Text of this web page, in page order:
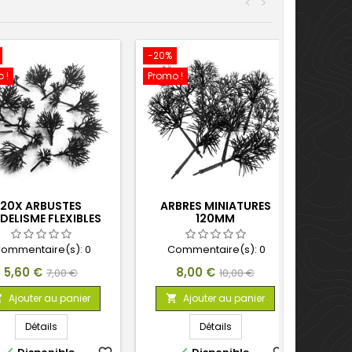
!
20X ARBUSTES
FLEXIBLES
0
Prix
5,60 € Prix
de
base
7,00 €
Ajouter au panier
Détails
-20%
Promo !
ARBRES MINIATURES
120MM
Commentaire(s): 0
Prix
8,00 € Prix
de
base
10,00 €
 Ajouter au panier
Détails